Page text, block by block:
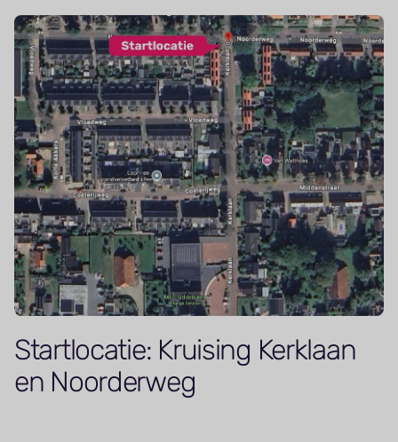
Startlocatie: Kruising Kerklaan
en Noorderweg